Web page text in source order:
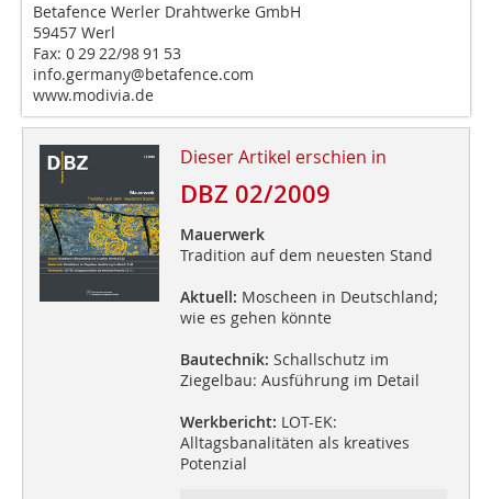
Betafence Werler Drahtwerke GmbH
59457 Werl
Fax: 0 29 22/98 91 53
info.germany@betafence.com
www.modivia.de
Dieser Artikel erschien in
DBZ 02/2009
Mauerwerk
Tradition auf dem neuesten Stand
Aktuell: Moscheen in Deutschland;
wie es gehen könnte
Bautechnik: Schallschutz im
Ziegelbau: Ausführung im Detail
Werkbericht: LOT-EK:
Alltagsbanalitäten als kreatives
Potenzial